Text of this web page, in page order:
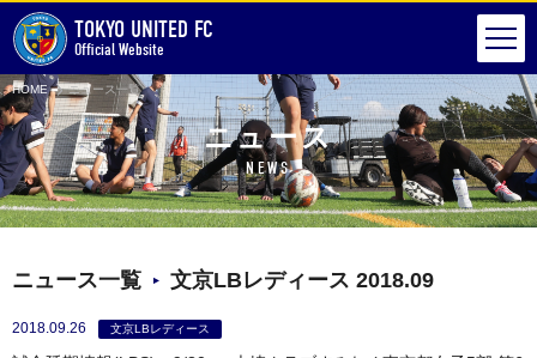
TOKYO UNITED FC
Official Website
HOME ニュース一覧
ニュース
NEWS
ニュース一覧 文京LBレディース 2018.09
2018.09.26 文京LBレディース